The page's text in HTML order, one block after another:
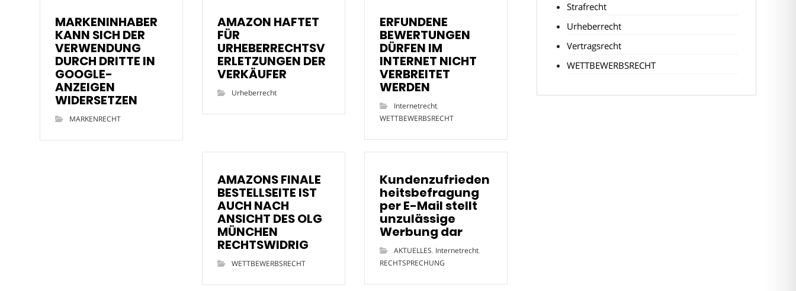
MARKENINHABER
KANN SICH DER
VERWENDUNG
DURCH DRITTE IN
GOOGLE-
ANZEIGEN
WIDERSETZEN
MARKENRECHT
AMAZON HAFTET
FÜR
URHEBERRECHTSV
ERLETZUNGEN DER
VERKÄUFER
Urheberrecht
ERFUNDENE
BEWERTUNGEN
DÜRFEN IM
INTERNET NICHT
VERBREITET
WERDEN
Internetrecht,
WETTBEWERBSRECHT
AMAZONS FINALE
BESTELLSEITE IST
AUCH NACH
ANSICHT DES OLG
MÜNCHEN
RECHTSWIDRIG
WETTBEWERBSRECHT
Kundenzufrieden
heitsbefragung
per E-Mail stellt
unzulässige
Werbung dar
AKTUELLES, Internetrecht,
RECHTSPRECHUNG
Strafrecht
Urheberrecht
Vertragsrecht
WETTBEWERBSRECHT